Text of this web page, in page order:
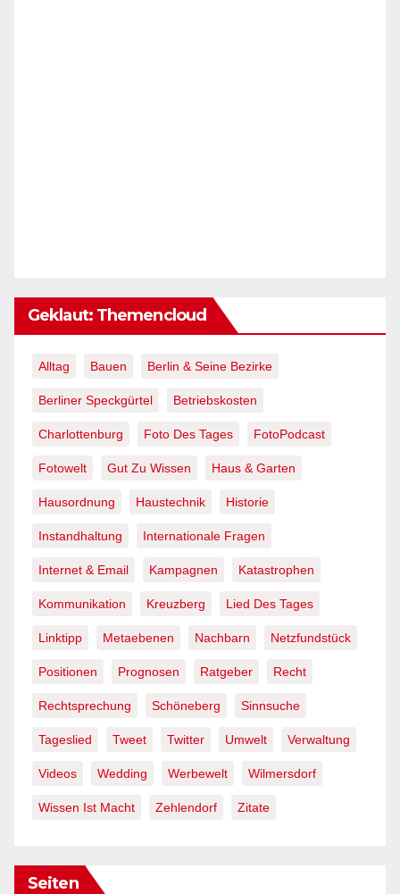
Geklaut: Themencloud
Alltag Bauen Berlin & Seine Bezirke
Berliner Speckgürtel Betriebskosten
Charlottenburg Foto Des Tages FotoPodcast
Fotowelt Gut Zu Wissen Haus & Garten
Hausordnung Haustechnik Historie
Instandhaltung Internationale Fragen
Internet & Email Kampagnen Katastrophen
Kommunikation Kreuzberg Lied Des Tages
Linktipp Metaebenen Nachbarn Netzfundstück
Positionen Prognosen Ratgeber Recht
Rechtsprechung Schöneberg Sinnsuche
Tageslied Tweet Twitter Umwelt Verwaltung
Videos Wedding Werbewelt Wilmersdorf
Wissen Ist Macht Zehlendorf Zitate
Seiten